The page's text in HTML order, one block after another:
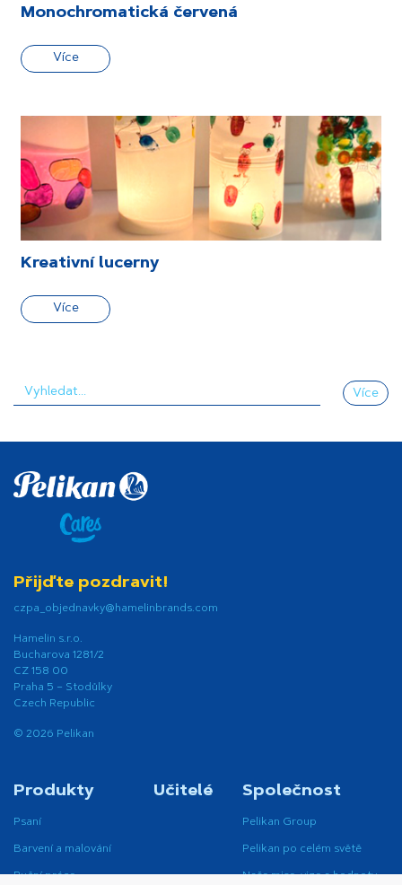
Monochromatická červená
Více
Kreativní lucerny
Více
Více
Přijďte pozdravit!
czpa_objednavky@hamelinbrands.com
Hamelin s.r.o.
Bucharova 1281/2
CZ 158 00
Praha 5 – Stodůlky
Czech Republic
© 2026 Pelikan
Produkty
Psaní
Barvení a malování
Ruční práce
Učitelé Společnost
Pelikan Group
Pelikan po celém světě
Naše mise, vize a hodnoty